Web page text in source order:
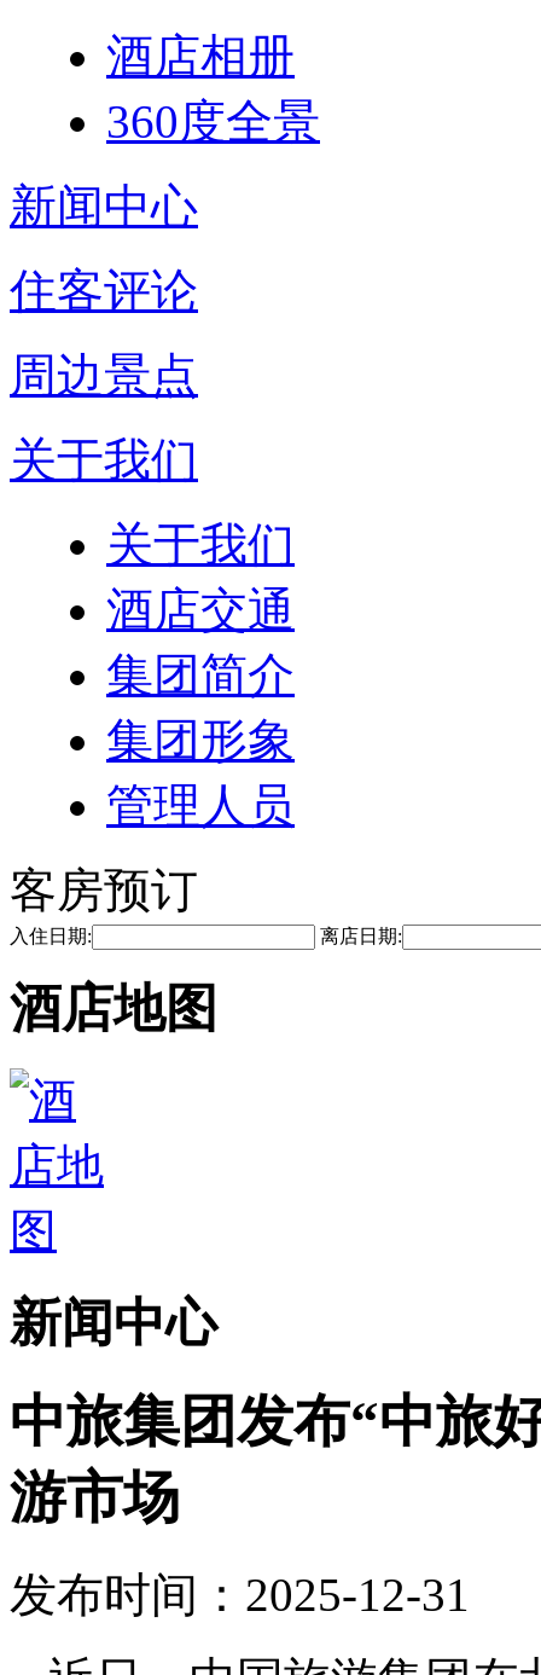
酒店相册
360度全景
新闻中心
住客评论
周边景点
关于我们
关于我们
酒店交通
集团简介
集团形象
管理人员
客房预订
入住日期: 离店日期:
酒店地图
新闻中心
中旅集团发布“中旅
游市场
发布时间：2025-12-31